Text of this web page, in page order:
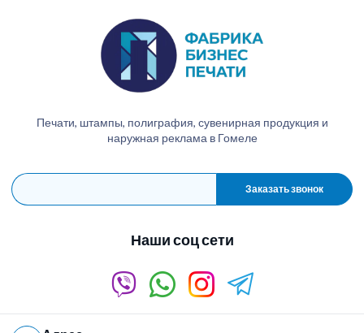
Печати, штампы, полиграфия, сувенирная продукция и
наружная реклама в Гомеле
Заказать звонок
Наши соц сети